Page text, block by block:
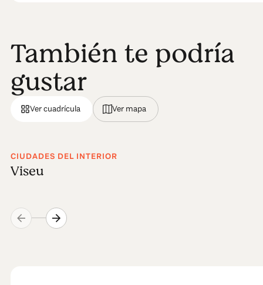
También te podría
gustar
Ver cuadrícula Ver mapa
CIUDADES DEL INTERIOR
Viseu